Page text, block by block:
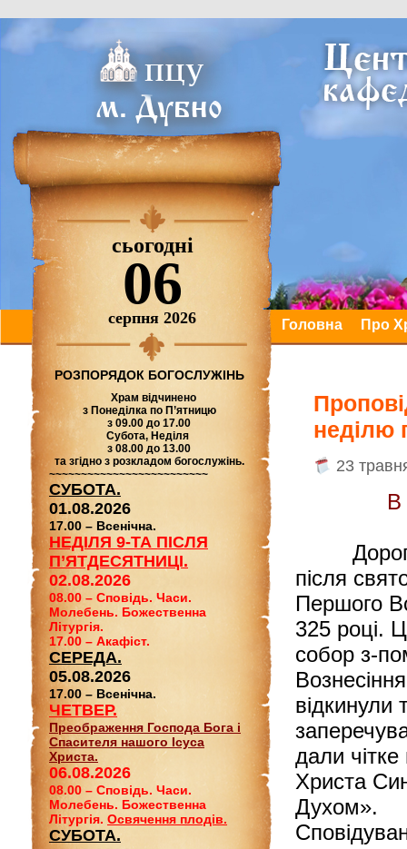
сьогодні
06
серпня 2026 Головна Про
РОЗПОРЯДОК БОГОСЛУЖІНЬ
Храм відчинено
з Понеділка по П’ятницю
з 09.00 до 17.00
Субота, Неділя
з 08.00 до 13.00
та згідно з розкладом богослужінь.
~~~~~~~~~~~~~~~~~~~~~~~~~
СУБОТА.
01.08.2026
17.00 – Всенічна.
НЕДІЛЯ 9-ТА ПІСЛЯ
П’ЯТДЕСЯТНИЦІ.
02.08.2026
08.00 – Сповідь. Часи.
Молебень. Божественна
Літургія.
17.00 – Акафіст.
СЕРЕДА.
05.08.2026
17.00 – Всенічна.
ЧЕТВЕР.
Преображення Господа Бога і
Спасителя нашого Ісуса
Христа.
06.08.2026
08.00 – Сповідь. Часи.
Молебень. Божественна
Літургія. Освячення плодів.
СУБОТА.
неділю
23
В
Дорогі
після
Першого
325 році.
собор з-
відкинули
дали
Христа
Духом».